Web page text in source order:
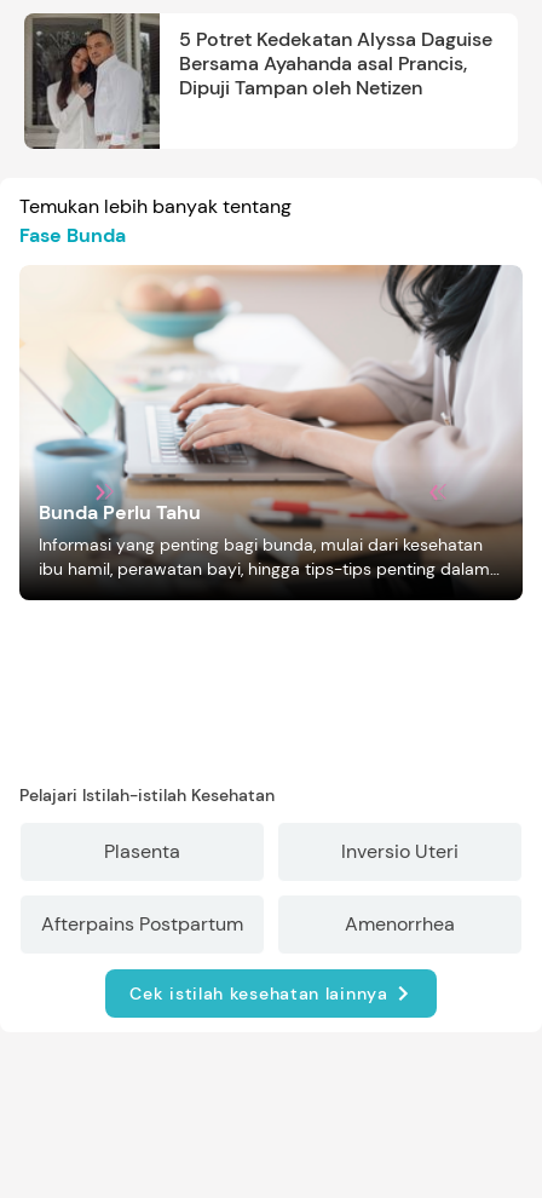
5 Potret Kedekatan Alyssa Daguise
Bersama Ayahanda asal Prancis,
Dipuji Tampan oleh Netizen
Temukan lebih banyak tentang
Fase Bunda
Bunda Perlu Tahu
Informasi yang penting bagi bunda, mulai dari kesehatan
ibu hamil, perawatan bayi, hingga tips-tips penting dalam
mengasuh anak
Pelajari Istilah-istilah Kesehatan
Plasenta Inversio Uteri
Afterpains Postpartum Amenorrhea
Cek istilah kesehatan lainnya